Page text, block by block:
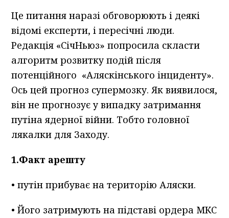
Це питання наразі обговорюють і деякі
відомі експерти, і пересічні люди.
Редакція «СічНьюз» попросила скласти
алгоритм розвитку подій після
потенційного «Аляскінського інциденту».
Ось цей прогноз супермозку. Як виявилося,
він не прогнозує у випадку затримання
путіна ядерної війни. Тобто головної
лякалки для Заходу.
1.Факт арешту
• путін прибуває на територію Аляски.
• Його затримують на підставі ордера МКС